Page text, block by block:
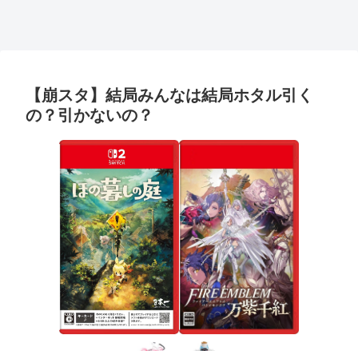
【崩スタ】結局みんなは結局ホタル引く
の？引かないの？